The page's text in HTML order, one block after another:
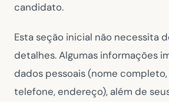
candidato.
Esta seção inicial não necessita
detalhes. Algumas informações
dados pessoais (nome
telefone, endereço), além de